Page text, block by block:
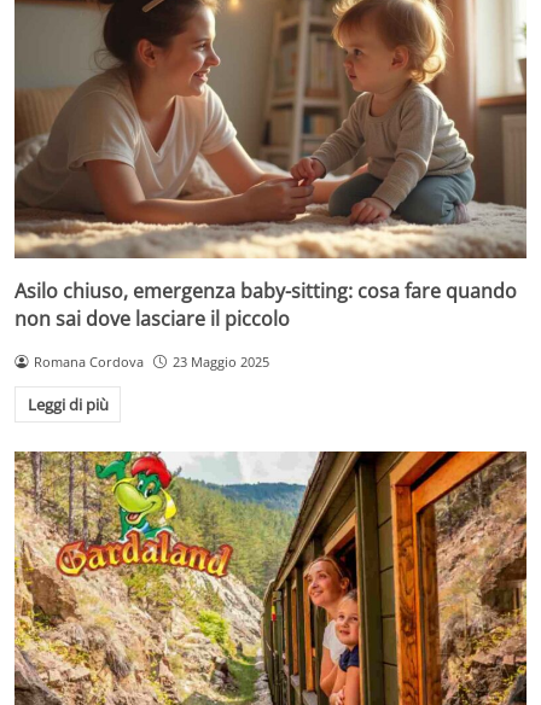
Asilo chiuso, emergenza baby-sitting: cosa fare quando
non sai dove lasciare il piccolo
Romana Cordova 23 Maggio 2025
Leggi di più